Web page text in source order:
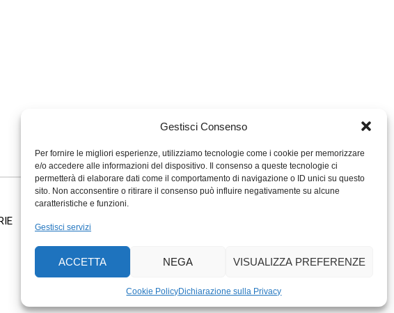
Gestisci Consenso
Per fornire le migliori esperienze, utilizziamo tecnologie come i cookie per memorizzare
e/o accedere alle informazioni del dispositivo. Il consenso a queste tecnologie ci
permetterà di elaborare dati come il comportamento di navigazione o ID unici su questo
sito. Non acconsentire o ritirare il consenso può influire negativamente su alcune
caratteristiche e funzioni.
Gestisci servizi
ACCETTA NEGA VISUALIZZA PREFERENZE
Cookie PolicyDichiarazione sulla Privacy
MIGROS TICINO
PERCENTO CULTURALE
MIGROS TICINO
ACTIV FITNESS TICINO